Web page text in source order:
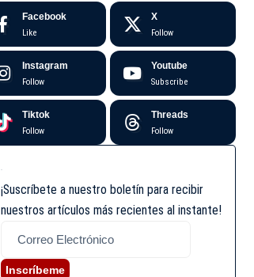
Facebook
Like
X
Follow
Instagram
Follow
Youtube
Subscribe
Tiktok
Follow
Threads
Follow
¡Suscríbete a nuestro boletín para recibir
nuestros artículos más recientes al instante!
Inscríbeme